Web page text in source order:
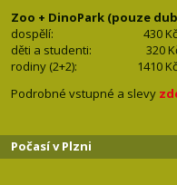
Zoo + DinoPark (pouze
dospělí: 430 Kč
děti a studenti: 320
rodiny (2+2): 1410 Kč
Podrobné vstupné a slevy
Počasí v Plzni